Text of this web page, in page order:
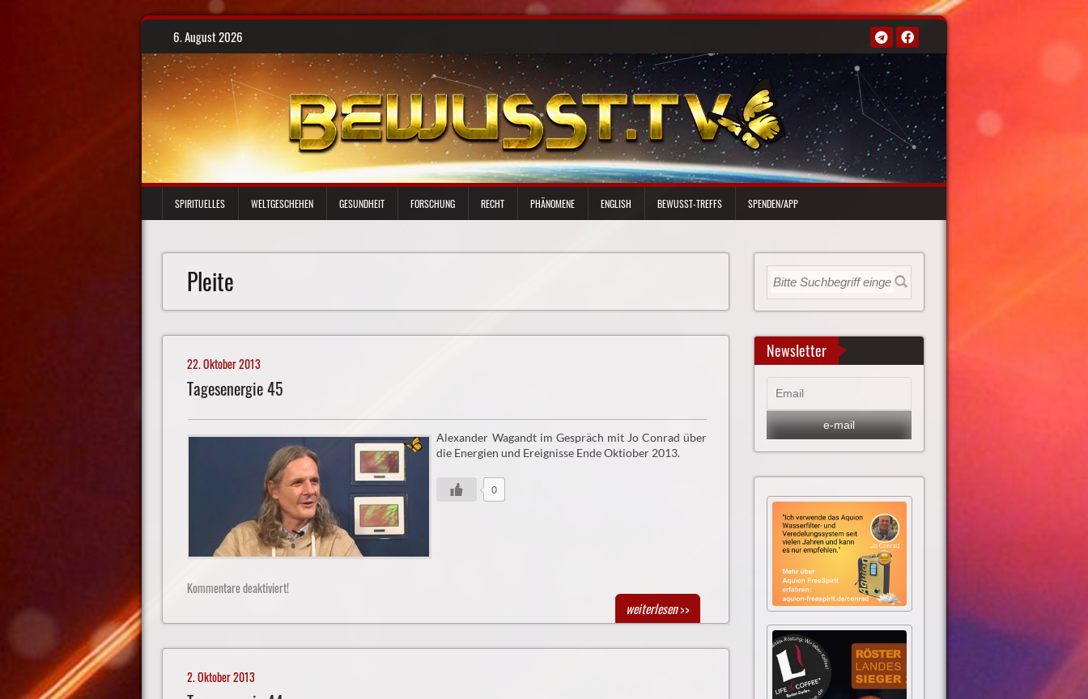
Skip
content
6. August 2026
SPIRITUELLES WELTGESCHEHEN GESUNDHEIT FORSCHUNG RECHT PHÄNOMENE ENGLISH BEWUSST-TREFFS SPENDEN/APP
Pleite
22. Oktober 2013
Tagesenergie 45
Alexander Wagandt im Gespräch mit Jo Conrad über
die Energien und Ereignisse Ende Oktiober 2013.
0
Kommentare deaktiviert!
weiterlesen>>
2. Oktober 2013
Newsletter